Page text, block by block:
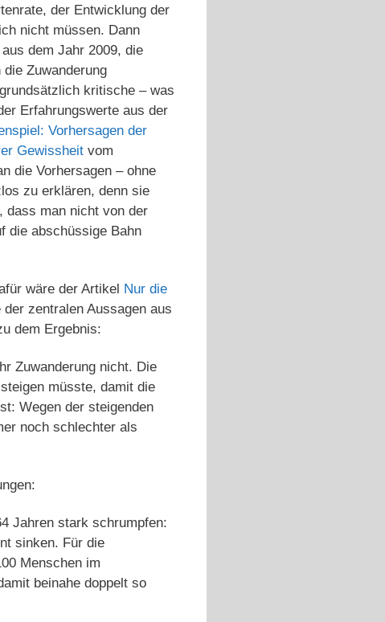
der Entwicklung der
nicht müssen. Dann
dem Jahr 2009, die
Zuwanderung
kritische – was
Erfahrungswerte aus der
Vorhersagen der
Gewissheit vom
die Vorhersagen – ohne
zu erklären, denn sie
dass man nicht von der
die abschüssige Bahn
wäre der Artikel Nur die
zentralen Aussagen aus
dem Ergebnis:
Zuwanderung nicht. Die
müsste, damit die
Wegen der steigenden
noch schlechter als
Jahren stark schrumpfen:
sinken. Für die
Menschen im
beinahe doppelt so